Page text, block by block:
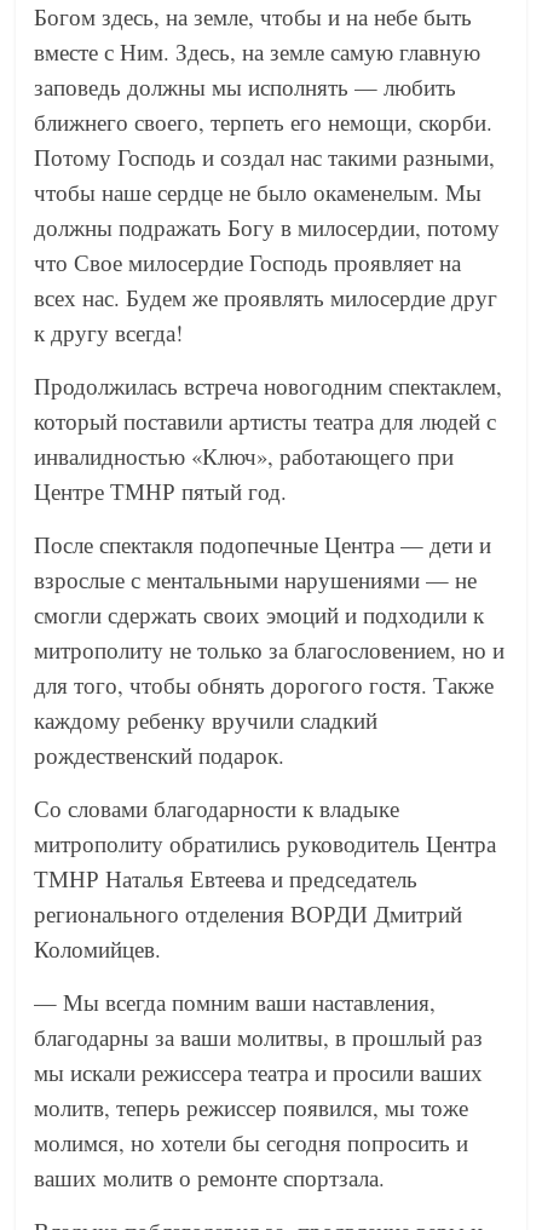
Богом здесь, на земле, чтобы и на небе быть
вместе с Ним. Здесь, на земле самую главную
заповедь должны мы исполнять — любить
ближнего своего, терпеть его немощи, скорби.
Потому Господь и создал нас такими разными,
чтобы наше сердце не было окаменелым. Мы
должны подражать Богу в милосердии, потому
что Свое милосердие Господь проявляет на
всех нас. Будем же проявлять милосердие друг
к другу всегда!
Продолжилась встреча новогодним спектаклем,
который поставили артисты театра для людей с
инвалидностью «Ключ», работающего при
Центре ТМНР пятый год.
После спектакля подопечные Центра — дети и
взрослые с ментальными нарушениями — не
смогли сдержать своих эмоций и подходили к
митрополиту не только за благословением, но и
для того, чтобы обнять дорогого гостя. Также
каждому ребенку вручили сладкий
рождественский подарок.
Со словами благодарности к владыке
митрополиту обратились руководитель Центра
ТМНР Наталья Евтеева и председатель
регионального отделения ВОРДИ Дмитрий
Коломийцев.
— Мы всегда помним ваши наставления,
благодарны за ваши молитвы, в прошлый раз
мы искали режиссера театра и просили ваших
молитв, теперь режиссер появился, мы тоже
молимся, но хотели бы сегодня попросить и
ваших молитв о ремонте спортзала.